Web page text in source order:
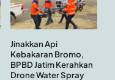
Jinakkan Api
Kebakaran Bromo,
BPBD Jatim Kerahkan
Drone Water Spray